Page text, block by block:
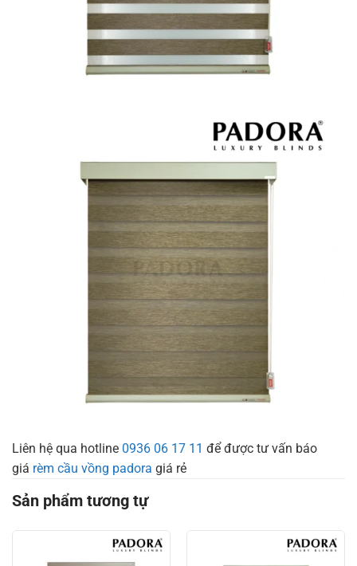
Liên hệ qua hotline 0936 06 17 11 để được tư vấn báo
giá rèm cầu vồng padora giá rẻ
Sản phẩm tương tự